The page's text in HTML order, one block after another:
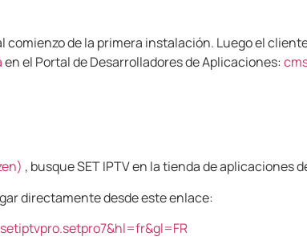
comienzo de la primera instalación. Luego el
en el Portal de Desarrolladores de Aplicaciones:
, busque SET IPTV en la tienda de aplicaciones
directamente desde este enlace: